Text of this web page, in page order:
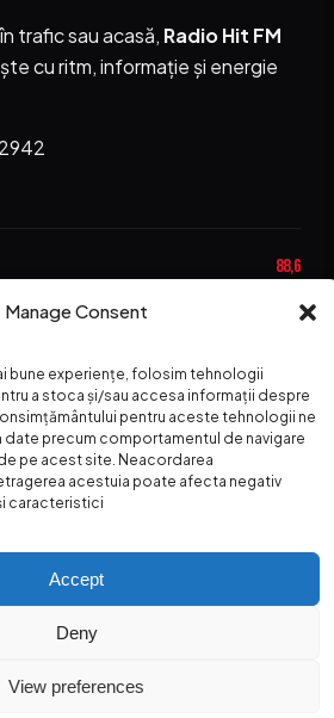
Manage Consent
bune experiențe, folosim tehnologii
a stoca și/sau accesa informații despre
pentru aceste tehnologii ne
date precum comportamentul de navigare
pe acest site. Neacordarea
acestuia poate afecta negativ
caracteristici
Accept
Deny
View preferences
trafic sau acasă, Radio Hit FM
cu ritm, informație și energie
88,6
94,2
94,3
95,1
88,2
HITFM GROUP SRL